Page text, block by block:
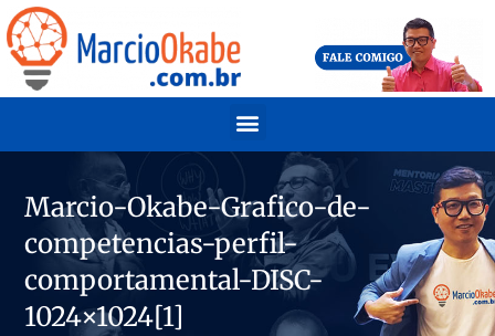
Marcio-Okabe-Grafico-de-
competencias-perfil-
comportamental-DISC-
1024×1024[1]